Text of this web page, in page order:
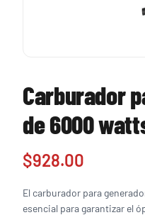
Carburador
de 6000
$928.00
El carburador para
esencial para garantizar el